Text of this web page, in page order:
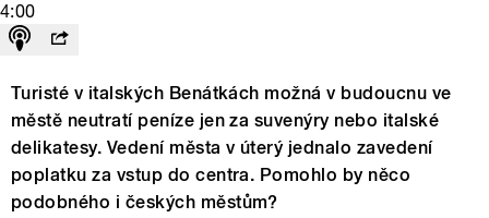
4:00
Turisté v italských Benátkách možná v budoucnu ve
městě neutratí peníze jen za suvenýry nebo italské
delikatesy. Vedení města v úterý jednalo zavedení
poplatku za vstup do centra. Pomohlo by něco
podobného i českých městům?